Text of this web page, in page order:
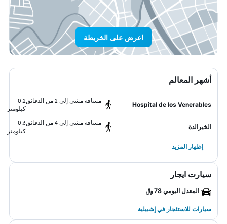
اعرض على الخريطة
أشهر المعالم
Hospital de los Venerables
مسافة مشي إلى 2 من الدقائق
0.2
كيلومتر
الخيرالدة
مسافة مشي إلى 4 من الدقائق
0.3
كيلومتر
إظهار المزيد
سيارت ايجار
المعدل اليومي 78 ﷼
سيارات للاستئجار في إشبيلية